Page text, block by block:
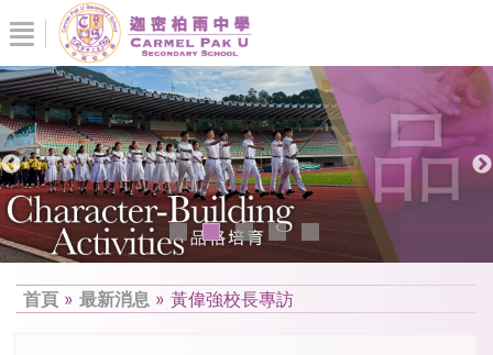
首頁 » 最新消息 » 黃偉強校長專訪